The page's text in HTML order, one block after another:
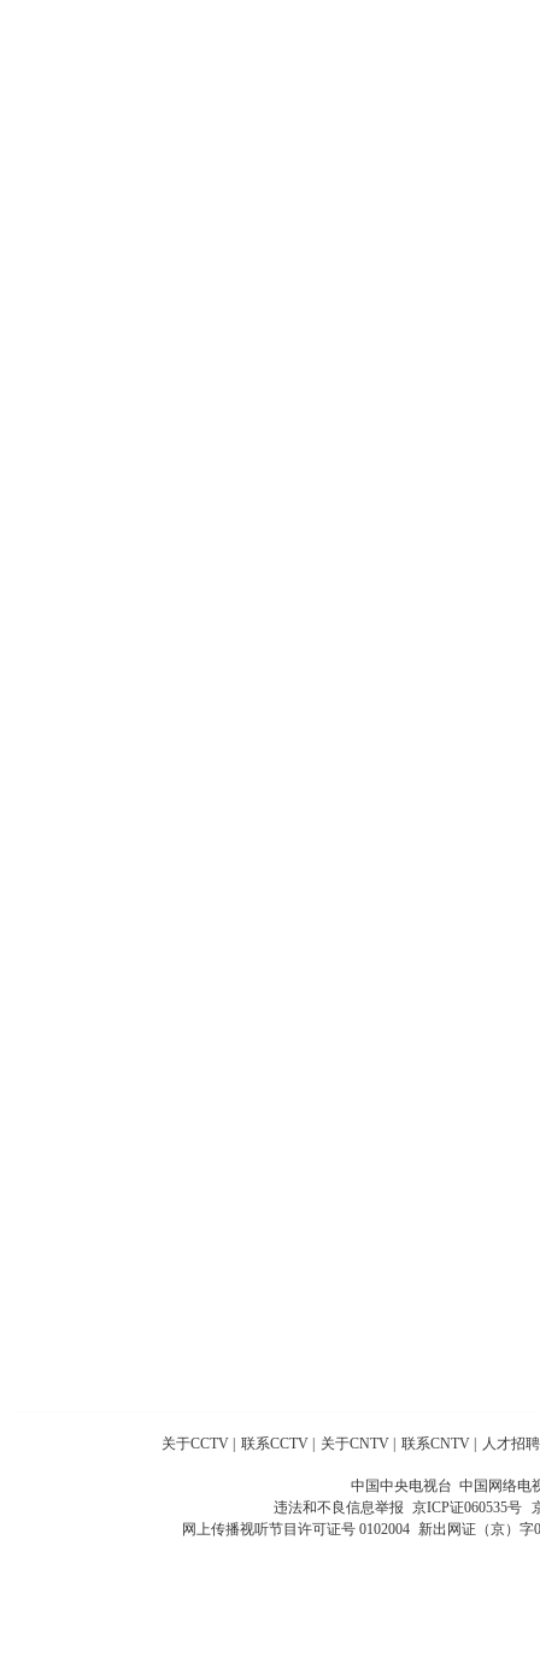
关于CCTV 联系CCTV 关于CNTV 联系CNTV 人才招聘
中国中央电视台 中国网络电
违法和不良信息举报 京ICP证060535号
网上传播视听节目许可证号 0102004 新出网证（京）